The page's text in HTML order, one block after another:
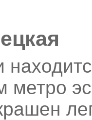
метро